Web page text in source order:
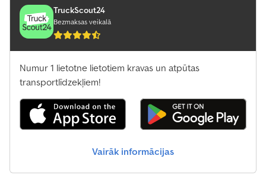
TruckScout24
Bezmaksas veikalā
Numur 1 lietotne lietotiem kravas un atpūtas
transportlīdzekļiem!
Vairāk informācijas